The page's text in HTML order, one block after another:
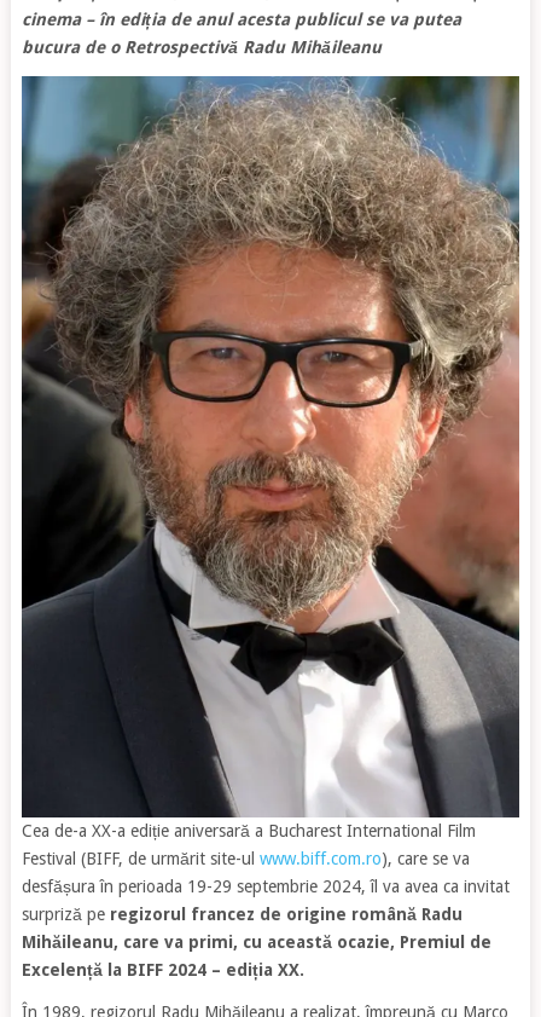
cinema– în ediția de anul acesta publicul se va putea
bucura de o Retrospectivă Radu Mihăileanu
Cea de-a XX-a ediție aniversară a Bucharest International Film
Festival (BIFF, de urmărit site-ul www.biff.com.ro), care se va
desfășura în perioada 19-29 septembrie 2024, îl va avea ca invitat
surpriză pe regizorul francez de origine română Radu
Mihăileanu, care va primi, cu această ocazie, Premiul de
Excelență la BIFF 2024 – ediția XX.
În 1989, regizorul Radu Mihăileanu a realizat, împreună cu Marco